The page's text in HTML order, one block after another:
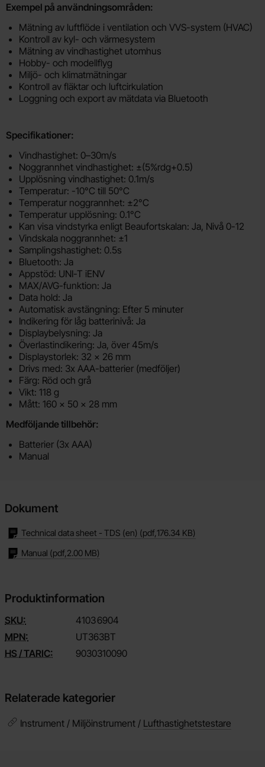
Exempel på användningsområden:
Mätning av luftflöde i ventilation och VVS-system (HVAC)
Kontroll av kyl- och värmesystem
Mätning av vindhastighet utomhus
Hobby- och modellflyg
Miljö- och klimatmätningar
Kontroll av fläktar och luftcirkulation
Loggning och export av mätdata via Bluetooth
Specifikationer:
Vindhastighet: 0–30m/s
Noggrannhet vindhastighet: ±(5%rdg+0.5)
Upplösning vindhastighet: 0.1m/s
Temperatur: -10°C till 50°C
Temperatur noggrannhet: ±2°C
Temperatur upplösning: 0.1°C
Kan visa vindstyrka enligt Beaufortskalan: Ja, Nivå 0-12
Vindskala noggrannhet: ±1
Samplingshastighet: 0.5s
Bluetooth: Ja
Appstöd: UNI-T iENV
MAX/AVG-funktion: Ja
Data hold: Ja
Automatisk avstängning: Efter 5 minuter
Indikering för låg batterinivå: Ja
Displaybelysning: Ja
Överlastindikering: Ja, över 45m/s
Displaystorlek: 32 x 26 mm
Drivs med: 3x AAA-batterier (medföljer)
Färg: Röd och grå
Vikt: 118 g
Mått: 160 x 50 x 28 mm
Medföljande tillbehör:
Batterier (3x AAA)
Manual
Dokument
Technical data sheet - TDS (en) (pdf,176.34 KB)
Manual (pdf,2.00 MB)
Produktinformation
SKU: 41036904
MPN:
UT363BT
HS / TARIC:
9030310090
Relaterade kategorier
Instrument / Miljöinstrument / Lufthastighetstestare